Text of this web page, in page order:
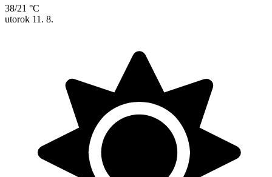
38/21 °C
utorok 11. 8.